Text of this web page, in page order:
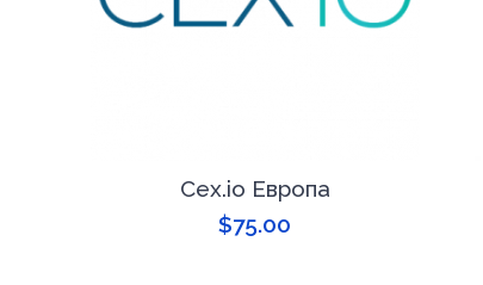
Cex.io Европа
$75.00